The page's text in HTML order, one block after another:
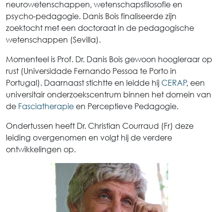
neurowetenschappen, wetenschapsfilosofie en
psycho-pedagogie. Danis Bois finaliseerde zijn
zoektocht met een doctoraat in de pedagogische
wetenschappen (Sevilla).
Momenteel is Prof. Dr. Danis Bois gewoon hoogleraar op
rust (Universidade Fernando Pessoa te Porto in
Portugal). Daarnaast stichtte en leidde hij CERAP, een
universitair onderzoekscentrum binnen het domein van
de Fasciatherapieen Perceptieve Pedagogie.
Ondertussen heeft Dr. Christian Courraud (Fr) deze
leiding overgenomen en volgt hij de verdere
ontwikkelingen op.